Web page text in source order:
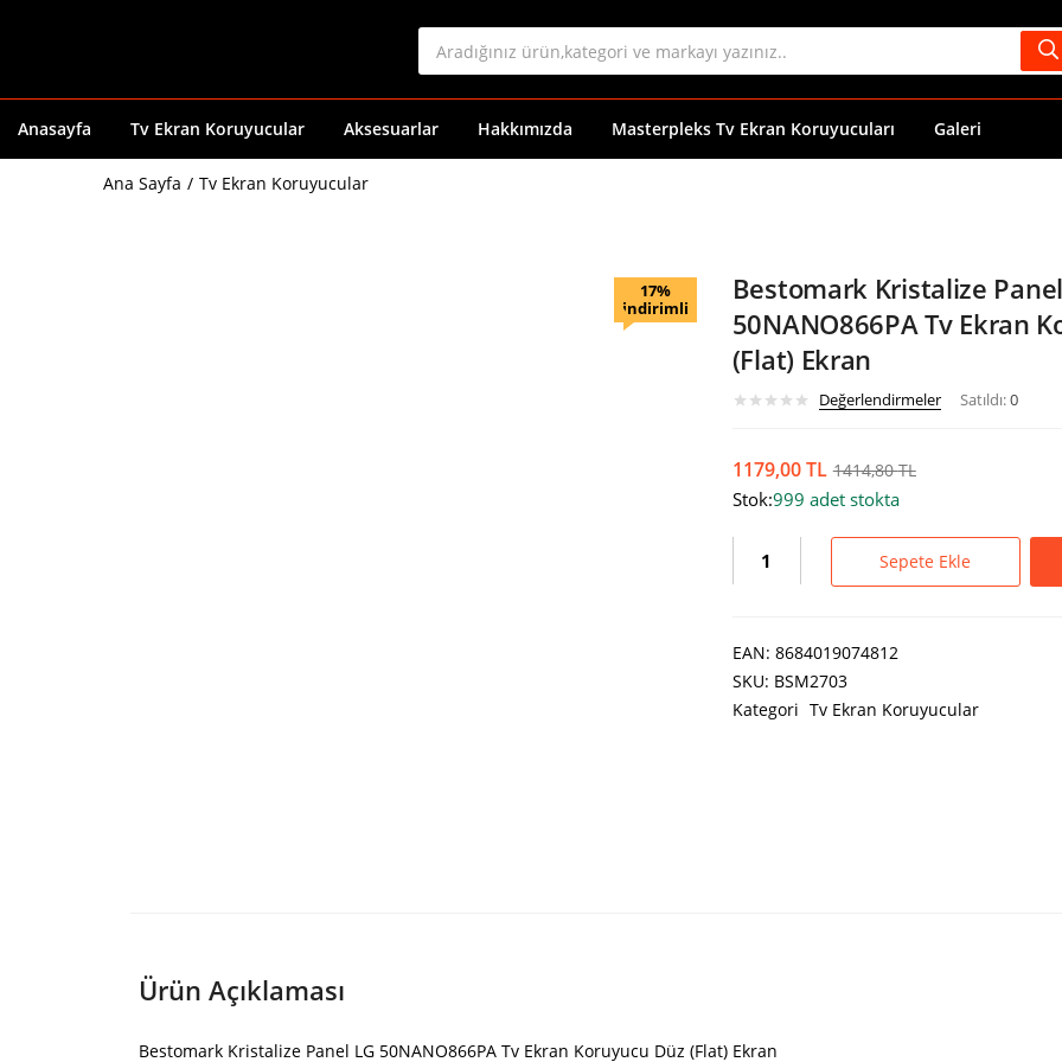
Anasayfa Tv Ekran Koruyucular Aksesuarlar Hakkımızda Masterpleks Tv Ekran Koruyucuları Galeri
Ana Sayfa Tv Ekran Koruyucular
17%
indirimli
Bestomark Kristalize
50NANO866PA Tv Ekran
(Flat) Ekran
Değerlendirmeler Satıldı:0
1179,00TL 1414,80TL
Stok:999 adet stokta
Sepete Ekle
EAN: 8684019074812
SKU: BSM2703
Kategori Tv Ekran Koruyucular
Ürün Açıklaması
Bestomark Kristalize Panel LG 50NANO866PA Tv Ekran Koruyucu Düz (Flat) Ekran